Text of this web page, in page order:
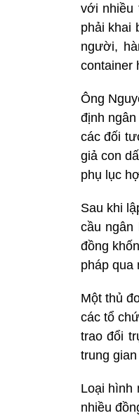
với nhiều
phải khai
người,
container
Ông
định
các đối
giả con
phụ lục
Sau khi
cầu
đồng
pháp qua
Một thủ
các tổ
trao đổi
trung
Loại hình
nhiều